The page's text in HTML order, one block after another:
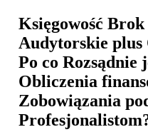
Księgowość Brok
Audytorskie plus
Po co Rozsądnie
Obliczenia
Zobowiązania